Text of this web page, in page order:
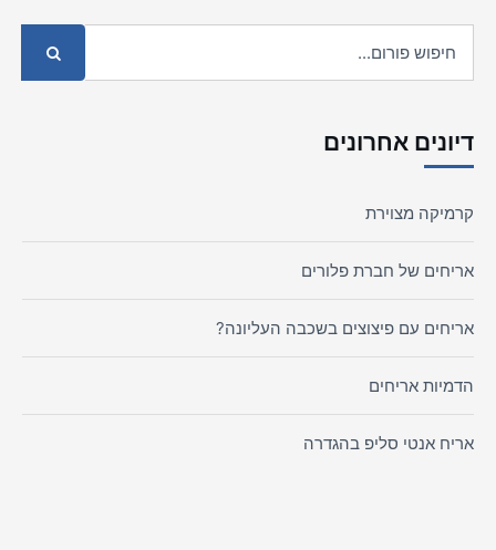
דיונים אחרונים
קרמיקה מצוירת
אריחים של חברת פלורים
אריחים עם פיצוצים בשכבה העליונה?
הדמיות אריחים
אריח אנטי סליפ בהגדרה